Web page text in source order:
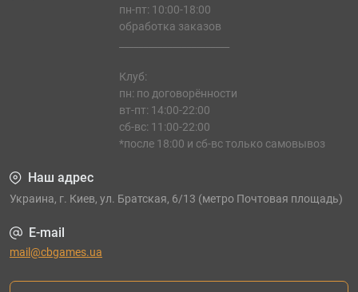
пн-пт: 10:00-18:00
обработка заказов
Клуб:
пн: по договорённости
вт-пт: 14:00-22:00
сб-вс: 11:00-22:00
*после 18:00 и сб-вс только самовывоз
Наш адрес
Украина, г. Киев, ул. Братская, 6/13 (метро Почтовая площадь)
E-mail
mail@cbgames.ua